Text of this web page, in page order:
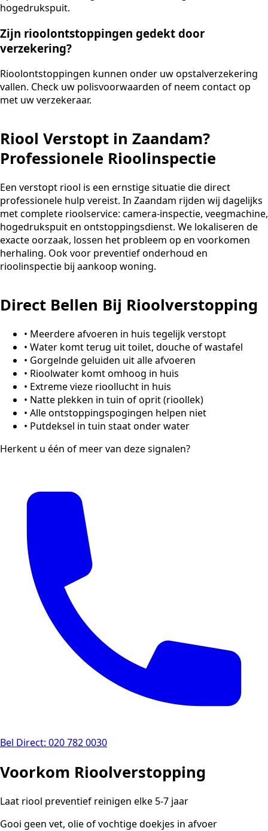
hogedrukspuit.
Zijn rioolontstoppingen gedekt door
verzekering?
Rioolontstoppingen kunnen onder uw opstalverzekering
vallen. Check uw polisvoorwaarden of neem contact op
met uw verzekeraar.
Riool Verstopt in Zaandam?
Professionele Rioolinspectie
Een verstopt riool is een ernstige situatie die direct
professionele hulp vereist. In Zaandam rijden wij dagelijks
met complete rioolservice: camera-inspectie, veegmachine,
hogedrukspuit en ontstoppingsdienst. We lokaliseren de
exacte oorzaak, lossen het probleem op en voorkomen
herhaling. Ook voor preventief onderhoud en
rioolinspectie bij aankoop woning.
Direct Bellen Bij Rioolverstopping
• Meerdere afvoeren in huis tegelijk verstopt
• Water komt terug uit toilet, douche of wastafel
• Gorgelnde geluiden uit alle afvoeren
• Rioolwater komt omhoog in huis
• Extreme vieze rioollucht in huis
• Natte plekken in tuin of oprit (rioollek)
• Alle ontstoppingspogingen helpen niet
• Putdeksel in tuin staat onder water
Herkent u één of meer van deze signalen?
Bel Direct: 020 782 0030
Voorkom Rioolverstopping
Laat riool preventief reinigen elke 5-7 jaar
Gooi geen vet, olie of vochtige doekjes in afvoer